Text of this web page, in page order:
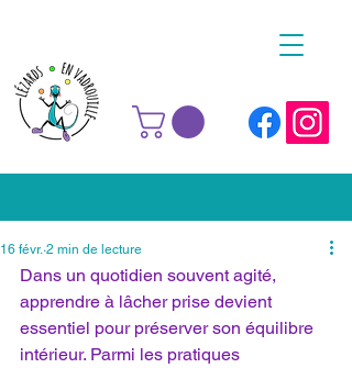
16 févr. 2 min de lecture
Dans un quotidien souvent agité,
apprendre à lâcher prise devient
essentiel pour préserver son équilibre
intérieur. Parmi les pratiques